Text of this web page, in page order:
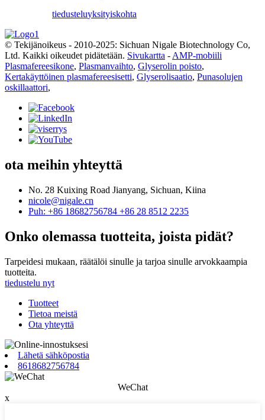
tiedusteluyksityiskohta
© Tekijänoikeus - 2010-2025: Sichuan Nigale Biotechnology Co,
Ltd. Kaikki oikeudet pidätetään. Sivukartta - AMP-mobiili
Plasmafereesikone, Plasmanvaihto, Glyserolin poisto,
Kertakäyttöinen plasmafereesisetti, Glyserolisaatio, Punasolujen
oskillaattori,
ota meihin yhteyttä
No. 28 Kuixing Road Jianyang, Sichuan, Kiina
nicole@nigale.cn
Puh: +86 18682756784 +86 28 8512 2235
Onko olemassa tuotteita, joista pidät?
Tarpeidesi mukaan, räätälöi sinulle ja tarjoa sinulle arvokkaampia
tuotteita.
tiedustelu nyt
Tuotteet
Tietoa meistä
Ota yhteyttä
Lähetä sähköpostia
8618682756784
WeChat
x